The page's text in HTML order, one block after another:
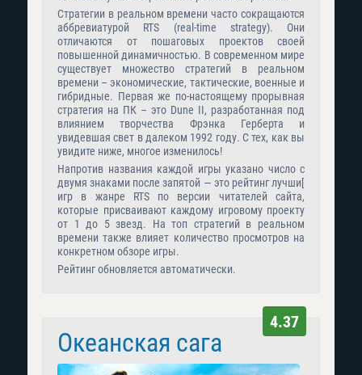
Стратегии в реальном времени часто сокращаются
аббревиатурой RTS (real-time strategy). Они
отличаются от пошаговых проектов своей
повышенной динамичностью. В современном мире
существует множество стратегий в реальном
времени – экономические, тактические, военные и
гибридные. Первая же по-настоящему прорывная
стратегия на ПК – это Dune II, разработанная под
влиянием творчества Фрэнка Герберта и
увидевшая свет в далеком 1992 году. С тех, как вы
увидите ниже, многое изменилось!
Напротив названия каждой игры указано число с
двумя знаками после запятой — это рейтинг лучши[
игр в жанре RTS по версии читателей сайта,
которые присваивают каждому игровому проекту
от 1 до 5 звезд. На топ стратегий в реальном
времени также влияет количество просмотров на
конкретном обзоре игры.
Рейтинг обновляется автоматически.
Океанская сага
4.37